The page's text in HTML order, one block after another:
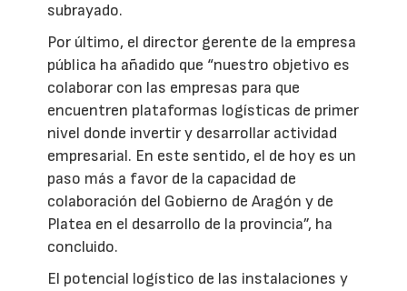
subrayado.
Por último, el director gerente de la empresa
pública ha añadido que “nuestro objetivo es
colaborar con las empresas para que
encuentren plataformas logísticas de primer
nivel donde invertir y desarrollar actividad
empresarial. En este sentido, el de hoy es un
paso más a favor de la capacidad de
colaboración del Gobierno de Aragón y de
Platea en el desarrollo de la provincia”, ha
concluido.
El potencial logístico de las instalaciones y